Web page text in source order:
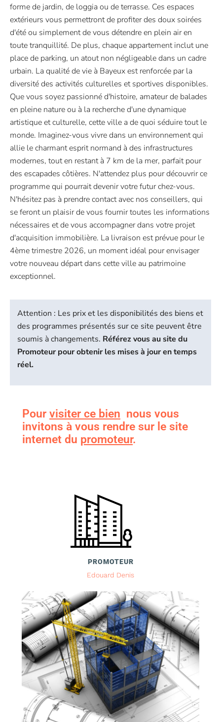
forme de jardin, de loggia ou de terrasse. Ces espaces
extérieurs vous permettront de profiter des doux soirées
d'été ou simplement de vous détendre en plein air en
toute tranquillité. De plus, chaque appartement inclut une
place de parking, un atout non négligeable dans un cadre
urbain. La qualité de vie à Bayeux est renforcée par la
diversité des activités culturelles et sportives disponibles.
Que vous soyez passionné d'histoire, amateur de balades
en pleine nature ou à la recherche d'une dynamique
artistique et culturelle, cette ville a de quoi séduire tout le
monde. Imaginez-vous vivre dans un environnement qui
allie le charmant esprit normand à des infrastructures
modernes, tout en restant à 7 km de la mer, parfait pour
des escapades côtières. N'attendez plus pour découvrir ce
programme qui pourrait devenir votre futur chez-vous.
N'hésitez pas à prendre contact avec nos conseillers, qui
se feront un plaisir de vous fournir toutes les informations
nécessaires et de vous accompagner dans votre projet
d'acquisition immobilière. La livraison est prévue pour le
4ème trimestre 2026, un moment idéal pour envisager
votre nouveau départ dans cette ville au patrimoine
exceptionnel.
Attention : Les prix et les disponibilités des biens et
des programmes présentés sur ce site peuvent être
soumis à changements. Référez vous au site du
Promoteur pour obtenir les mises à jour en temps
réel.
Pour visiter ce bien nous vous
invitons à vous rendre sur le site
internet du promoteur.
PROMOTEUR
Edouard Denis